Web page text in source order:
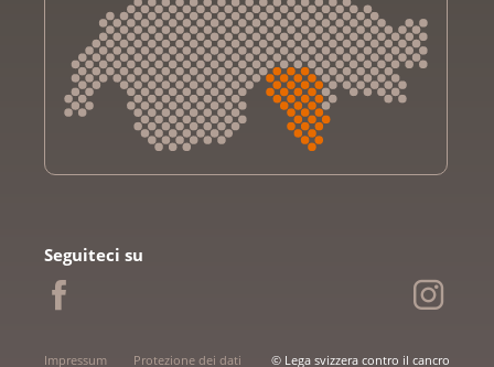
Krebsliga Bern
Krebsliga Freiburg
Krebsliga Graubünden
Seguiteci su
Impressum Protezione dei dati © Lega svizzera contro il cancro